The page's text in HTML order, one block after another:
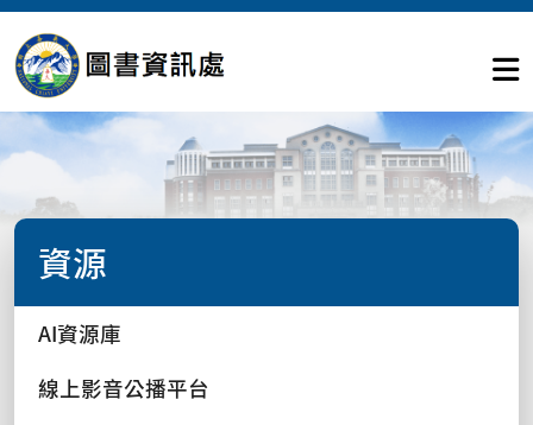
資源
AI資源庫
線上影音公播平台